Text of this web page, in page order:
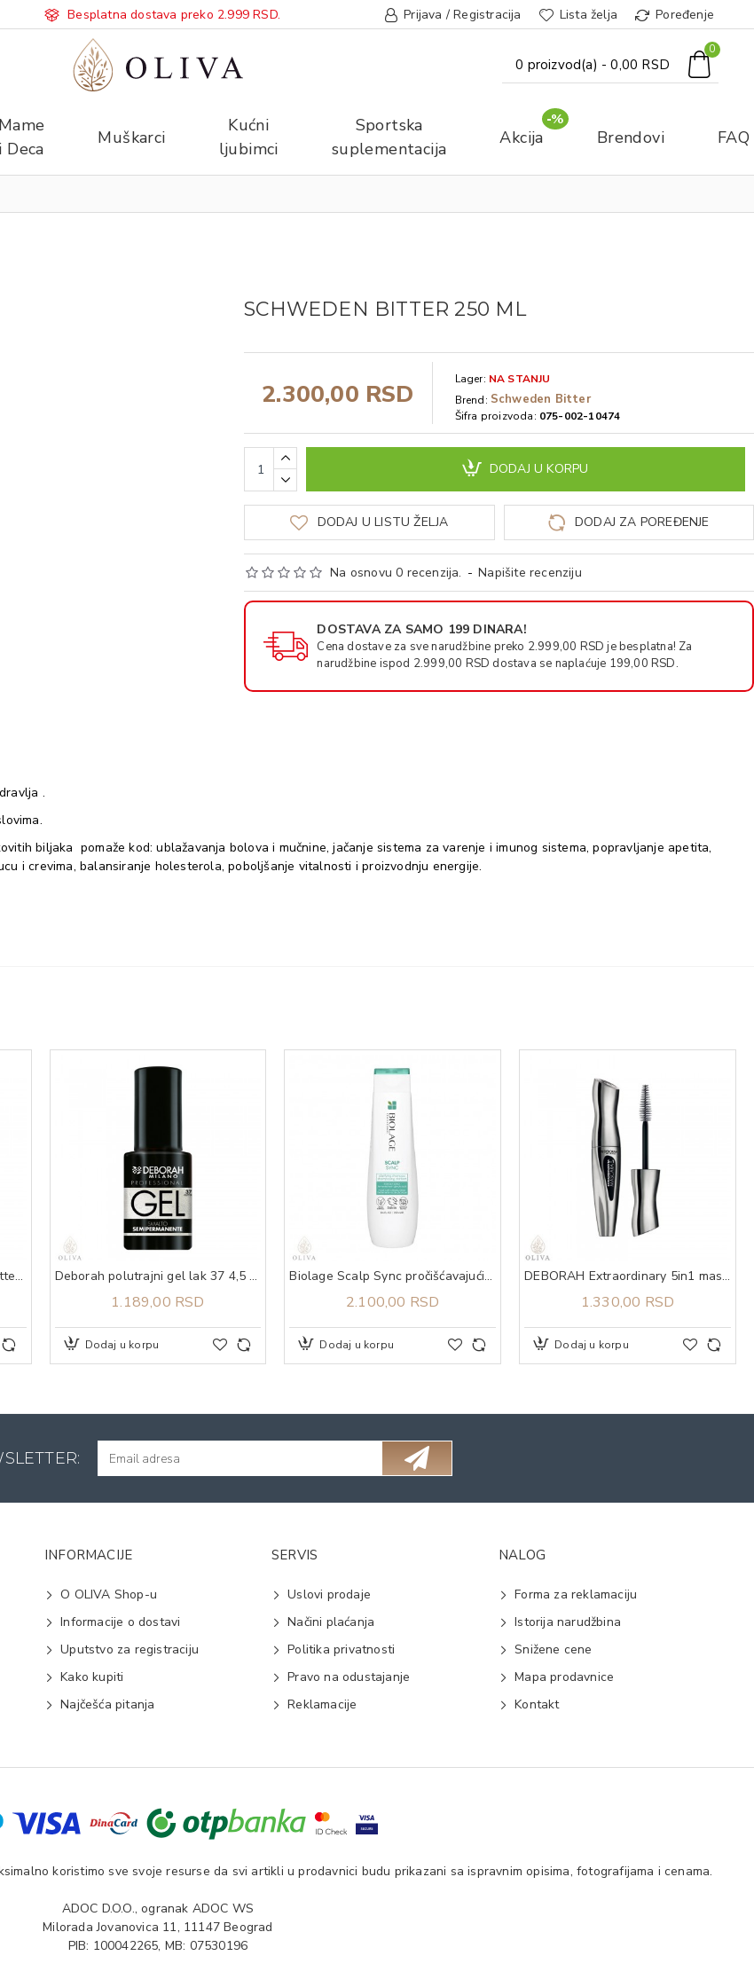
Besplatna dostava preko 2.999 RSD. Prijava / Registracija Lista želja Poređenje
0 proizvod(a) - 0,00 RSD
0
Mame
i Deca
Muškarci
Kućni
ljubimci
Sportska
suplementacija
Akcija
-%
Brendovi FAQ
SCHWEDEN BITTER 250 ML
Na osnovu 0 recenzija. - Napišite recenziju
2.300,00 RSD Lager: NA STANJU
Brend: Schweden Bitter
Šifra proizvoda: 075-002-10474
DODAJ U KORPU
DODAJ U LISTU ŽELJA DODAJ ZA POREĐENJE
DOSTAVA ZA SAMO 199 DINARA!
Cena dostave za sve narudžbine preko 2.999,00 RSD je besplatna! Za
narudžbine ispod 2.999,00 RSD dostava se naplaćuje 199,00 RSD.
.
biljaka pomaže kod: ublažavanja bolova i mučnine, jačanje sistema za varenje i imunog sistema, popravljanje apetita,
i crevima, balansiranje holesterola, poboljšanje vitalnosti i proizvodnju energije.
DEBORAH trio highlighter palette secrets of strobing Deborah polutrajni gel lak 37 4,5 ml
1.189,00 RSD
Dodaj u korpu
Biolage Scalp Sync pročišćavajući šampon 250 ml
2.100,00 RSD
Dodaj u korpu
DEBORAH Extraordinary 5in1 maskara
1.330,00 RSD
Dodaj u korpu
INFORMACIJE
O OLIVA Shop-u
Informacije o dostavi
Uputstvo za registraciju
Kako kupiti
Najčešća pitanja
SERVIS
Uslovi prodaje
Načini plaćanja
Politika privatnosti
Pravo na odustajanje
Reklamacije
NALOG
Forma za reklamaciju
Istorija narudžbina
Snižene cene
Mapa prodavnice
Kontakt
koristimo sve svoje resurse da svi artikli u prodavnici budu prikazani sa ispravnim opisima, fotografijama i cenama.
ADOC D.O.O., ogranak ADOC WS
Milorada Jovanovica 11, 11147 Beograd
PIB: 100042265, MB: 07530196